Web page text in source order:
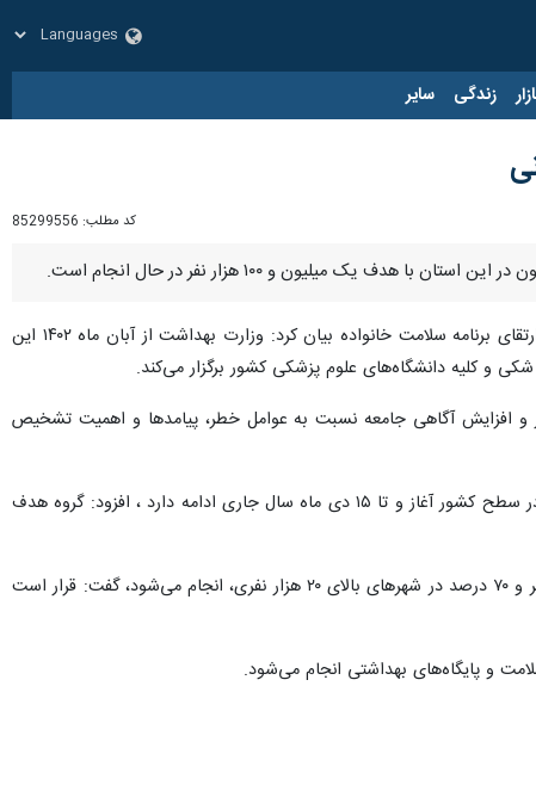
زندگی سایر
کد مطلب: 85299556
میلیون و ۱۰۰ هزار نفر در حال انجام است.
روز چهارشنبه با اشاره به برگزاری پویش ملی غربالگری دیابت و فشار خون بالا برای ارتقای برنامه سلامت خانواده بیان کرد: وزارت بهداشت از آبان ماه ۱۴۰۲ این
و کلیه دانشگاه‌های علوم پزشکی کشور برگزار می‌کند.
افزایش آگاهی جامعه نسبت به عوامل خطر، پیامدها و اهمیت تشخیص
کارشناس بیماری‌های غیر واگیر دانشگاه علوم پزشکی لرستان با بیان اینکه این پویش از ۲۰ آبان ماه به طور همزمان در سطح کشور آغاز و تا ۱۵ دی ماه سال جاری ادامه دارد ، افزود: گروه هدف
دارایی با بیان اینکه جمعیت هدف غربالگری با میزان ۱۰۰ درصد در روستا و شهرستان‌های با جمعیت کمتر از ۲۰ هزار نفر و ۷۰ درصد در شهرهای بالای ۲۰ هزار نفری، انجام می‌شود، گفت: قرار است
و پایگاه‌های بهداشتی انجام می‌شود.